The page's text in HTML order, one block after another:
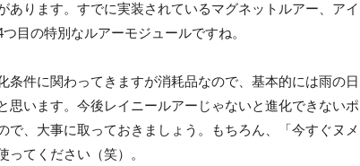
あります。すでに実装されているマグネットルアー、アイ
目の特別なルアーモジュールですね。
条件に関わってきますが消耗品なので、基本的には雨の日
思います。今後レイニールアーじゃないと進化できないポ
で、大事に取っておきましょう。もちろん、「今すぐヌメ
ってください（笑）。